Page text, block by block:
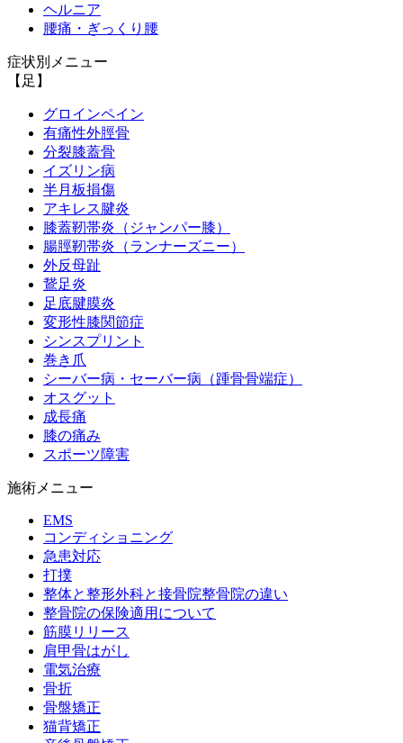
ヘルニア
腰痛・ぎっくり腰
症状別メニュー
【足】
グロインペイン
有痛性外脛骨
分裂膝蓋骨
イズリン病
半月板損傷
アキレス腱炎
膝蓋靭帯炎（ジャンパー膝）
腸脛靭帯炎（ランナーズニー）
外反母趾
鵞足炎
足底腱膜炎
変形性膝関節症
シンスプリント
巻き爪
シーバー病・セーバー病（踵骨骨端症）
オスグット
成長痛
膝の痛み
スポーツ障害
施術メニュー
EMS
コンディショニング
急患対応
打撲
整体と整形外科と接骨院整骨院の違い
整骨院の保険適用について
筋膜リリース
肩甲骨はがし
電気治療
骨折
骨盤矯正
猫背矯正